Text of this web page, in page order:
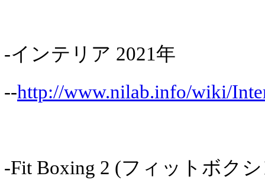
-インテリア 2021年
--http://www.nilab.info/wiki/
-Fit Boxing 2 (フィットボク